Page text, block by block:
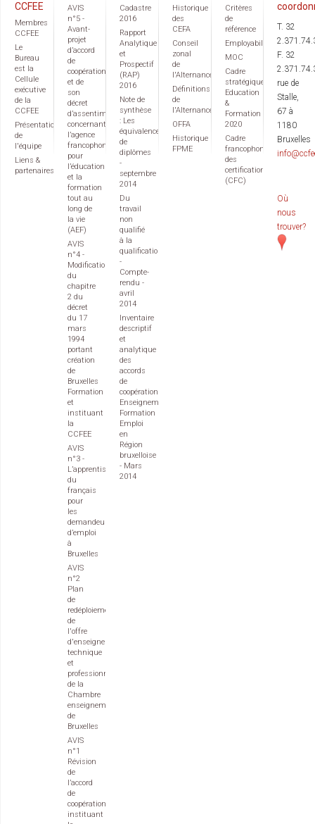
CCFEE
Membres
CCFEE
Le
Bureau
est la
Cellule
exécutive
de la
CCFEE
Présentation
de
l'équipe
Liens &
partenaires
AVIS
n°5 -
Avant-
projet
d’accord
de
coopération
et de
son
décret
d’assentiment
concernant
l’agence
francophone
pour
l’éducation
et la
formation
tout au
long de
la vie
(AEF)
AVIS
n°4 -
Modification
du
chapitre
2 du
décret
du 17
mars
1994
portant
création
de
Bruxelles
Formation
et
instituant
la
CCFEE
AVIS
n°3 -
L’apprentissage
du
français
pour
les
demandeurs
d’emploi
à
Bruxelles
AVIS
n°2
Plan
de
redéploiement
de
l'offre
d'enseignement
technique
et
professionnel
de la
Chambre
enseignement
de
Bruxelles
AVIS
n°1
Révision
de
l’accord
de
coopération
instituant
Cadastre
2016
Rapport
Analytique
et
Prospectif
(RAP)
2016
Note de
synthèse
: Les
équivalences
de
diplômes
-
septembre
2014
Du
travail
non
qualifié
à la
qualification
-
Compte-
rendu -
avril
2014
Inventaire
descriptif
et
analytique
des
accords
de
coopération
Enseignement
Formation
Emploi
en
Région
bruxelloise
- Mars
2014
Historique
des
CEFA
Conseil
zonal
de
l'Alternance
Définitions
de
l'Alternance
OFFA
Historique
FPME
Critères
de
référence
Employabilité
MOC
Cadre
stratégique
Education
&
Formation
2020
Cadre
francophone
des
certifications
(CFC)
T. 32
F. 32
rue de
Stalle,
67 à
1180
Bruxelles
Où
nous
trouver?